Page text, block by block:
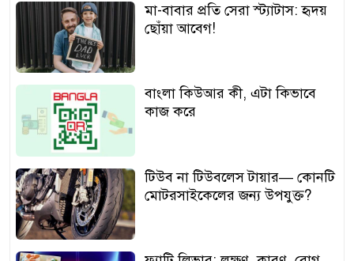
মা-বাবার প্রতি সেরা স্ট্যাটাস: হৃদয়
ছোঁয়া আবেগ!
বাংলা কিউআর কী, এটা কিভাবে
কাজ করে
টিউব না টিউবলেস টায়ার— কোনটি
মোটরসাইকেলের জন্য উপযুক্ত?